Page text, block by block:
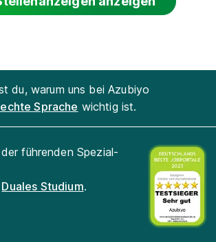
du, warum uns bei Azubiyo
Sprache wichtig ist.
führenden Spezial-
Duales Studium.